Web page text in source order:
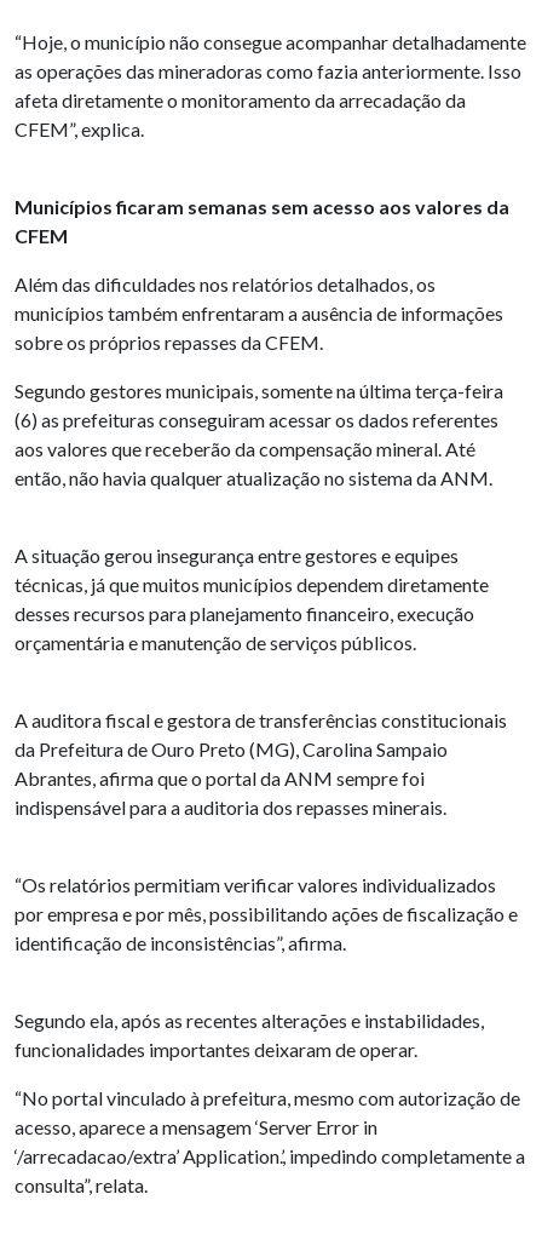
“Hoje, o município não consegue acompanhar detalhadamente
as operações das mineradoras como fazia anteriormente. Isso
afeta diretamente o monitoramento da arrecadação da
CFEM”, explica.
Municípios ficaram semanas sem acesso aos valores da
CFEM
Além das dificuldades nos relatórios detalhados, os
municípios também enfrentaram a ausência de informações
sobre os próprios repasses da CFEM.
Segundo gestores municipais, somente na última terça-feira
(6) as prefeituras conseguiram acessar os dados referentes
aos valores que receberão da compensação mineral. Até
então, não havia qualquer atualização no sistema da ANM.
A situação gerou insegurança entre gestores e equipes
técnicas, já que muitos municípios dependem diretamente
desses recursos para planejamento financeiro, execução
orçamentária e manutenção de serviços públicos.
A auditora fiscal e gestora de transferências constitucionais
da Prefeitura de Ouro Preto (MG), Carolina Sampaio
Abrantes, afirma que o portal da ANM sempre foi
indispensável para a auditoria dos repasses minerais.
“Os relatórios permitiam verificar valores individualizados
por empresa e por mês, possibilitando ações de fiscalização e
identificação de inconsistências”, afirma.
Segundo ela, após as recentes alterações e instabilidades,
funcionalidades importantes deixaram de operar.
“No portal vinculado à prefeitura, mesmo com autorização de
acesso, aparece a mensagem ‘Server Error in
‘/arrecadacao/extra’ Application.’, impedindo completamente a
consulta”, relata.